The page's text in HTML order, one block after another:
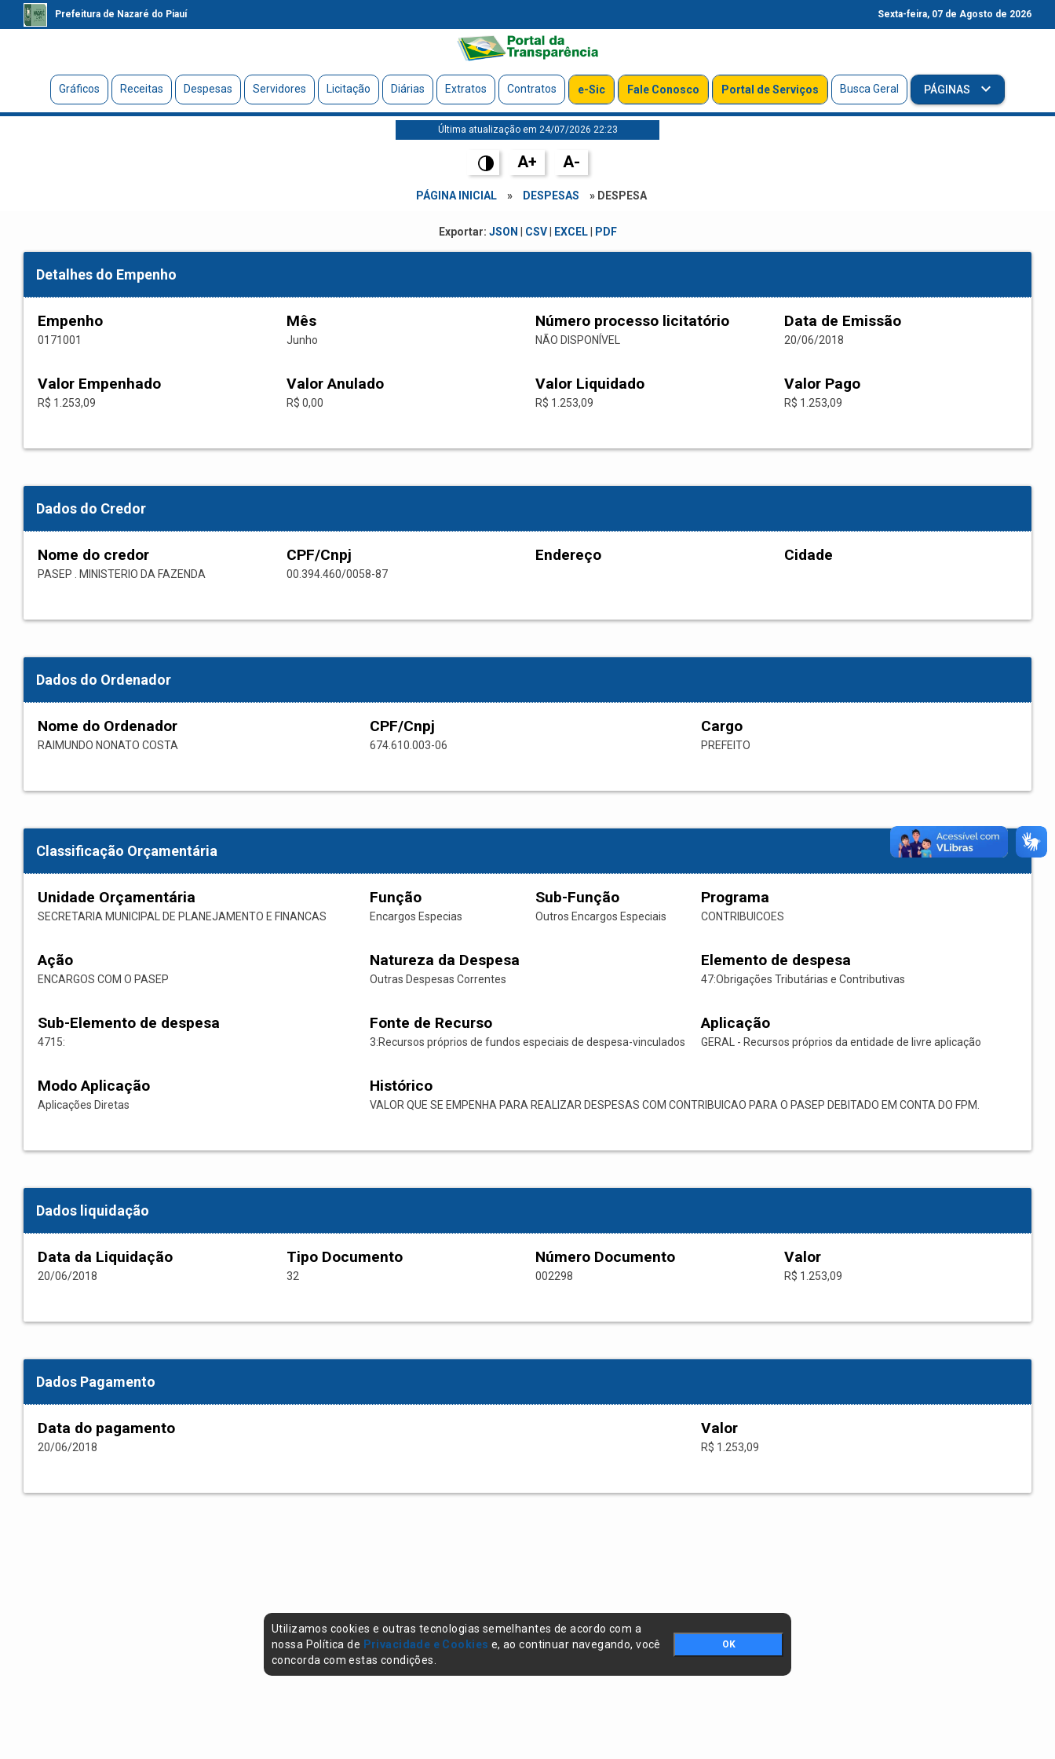
Prefeitura de Nazaré do Piauí Sexta-feira, 07 de Agosto de 2026
Gráficos Receitas Despesas Servidores Licitação Diárias Extratos Contratos e-Sic Fale Conosco Portal de Serviços Busca Geral PÁGINAS
Última atualização em 24/07/2026 22:23
A+ A-
PÁGINA INICIAL » DESPESAS » DESPESA
Exportar: JSON CSV| EXCEL| PDF
Detalhes do Empenho
Empenho
0171001
Mês
Junho
Número processo licitatório
NÃO DISPONÍVEL
Data de Emissão
20/06/2018
Valor Empenhado
R$ 1.253,09
Valor Anulado
R$ 0,00
Valor Liquidado
R$ 1.253,09
Valor Pago
R$ 1.253,09
Dados do Credor
Nome do credor
PASEP . MINISTERIO DA FAZENDA
CPF/Cnpj
00.394.460/0058-87
Endereço Cidade
Dados do Ordenador
Nome do Ordenador
RAIMUNDO NONATO COSTA
CPF/Cnpj
674.610.003-06
Cargo
PREFEITO
Classificação Orçamentária
Unidade Orçamentária
SECRETARIA MUNICIPAL DE PLANEJAMENTO E FINANCAS
Função
Encargos Especias
Sub-Função
Outros Encargos Especiais
Programa
CONTRIBUICOES
Ação
ENCARGOS COM O PASEP
Natureza da Despesa
Outras Despesas Correntes
Elemento de despesa
47:Obrigações Tributárias e Contributivas
Sub-Elemento de despesa
4715:
Fonte de Recurso
3:Recursos próprios de fundos especiais de despesa-vinculados
Aplicação
GERAL - Recursos próprios da entidade de livre aplicação
Modo Aplicação
Aplicações Diretas
Histórico
VALOR QUE SE EMPENHA PARA REALIZAR DESPESAS COM CONTRIBUICAO PARA O PASEP DEBITADO EM CONTA DO FPM.
Dados liquidação
Data da Liquidação
20/06/2018
Tipo Documento
32
Número Documento
002298
Valor
R$ 1.253,09
Dados Pagamento
Data do pagamento
20/06/2018
Valor
R$ 1.253,09
Utilizamos cookies e outras tecnologias semelhantes de acordo com a
nossa Política de Privacidade e Cookies e, ao continuar navegando, você
concorda com estas condições.
OK